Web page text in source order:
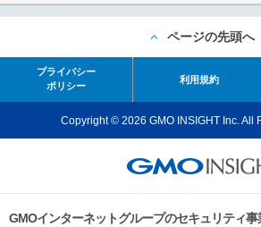
ページの先頭へ
プライバシー
ポリシー
利用規約
Copyright © 2026 GMO INSIGHT Inc. All
GMOインターネットグループのセキュリティ事